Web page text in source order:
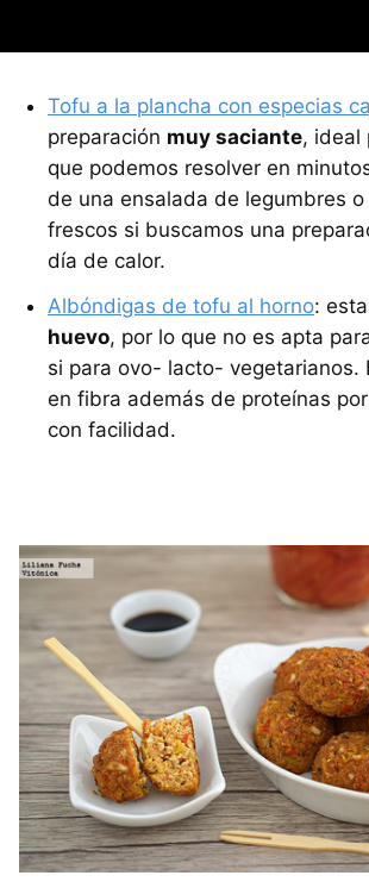
Tofu a la plancha con especias
preparación muy saciante, ideal
que podemos resolver en
de una ensalada de legumbres
frescos si buscamos una
día de calor.
Albóndigas de tofu al horno:
huevo, por lo que no es apta
si para ovo- lacto- vegetarianos.
en fibra además de proteínas
con facilidad.